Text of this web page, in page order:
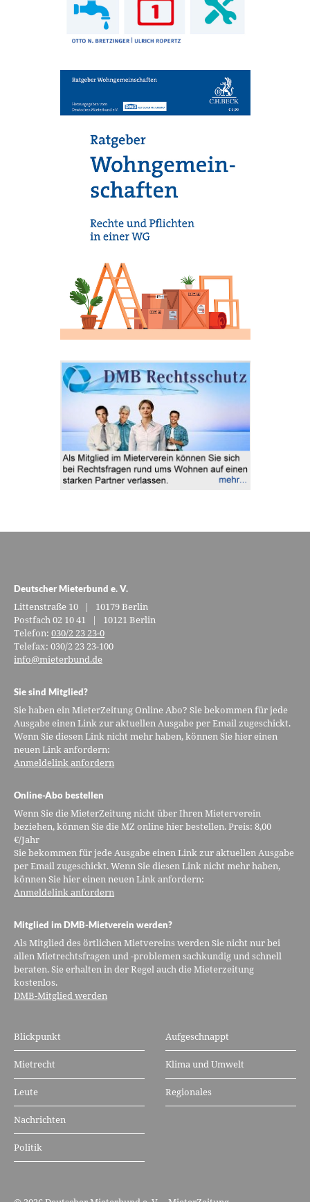
Deutscher Mieterbund e. V.
Littenstraße 10 | 10179 Berlin
Postfach 02 10 41 | 10121 Berlin
Telefon:030/2 23 23-0
Telefax: 030/2 23 23-100
info@mieterbund.de
Sie sind Mitglied?
Sie haben ein MieterZeitung Online Abo? Sie bekommen für jede
Ausgabe einen Link zur aktuellen Ausgabe per Email zugeschickt.
Wenn Sie diesen Link nicht mehr haben, können Sie hier einen
neuen Link anfordern:
Anmeldelink anfordern
Online-Abo bestellen
Wenn Sie die MieterZeitung nicht über Ihren Mieterverein
beziehen, können Sie die MZ online hier bestellen. Preis: 8,00
€/Jahr
Sie bekommen für jede Ausgabe einen Link zur aktuellen Ausgabe
per Email zugeschickt. Wenn Sie diesen Link nicht mehr haben,
können Sie hier einen neuen Link anfordern:
Anmeldelink anfordern
Mitglied im DMB-Mietverein werden?
Als Mitglied des örtlichen Mietvereins werden Sie nicht nur bei
allen Mietrechtsfragen und -problemen sachkundig und schnell
beraten. Sie erhalten in der Regel auch die Mieterzeitung
kostenlos.
DMB-Mitglied werden
Blickpunkt
Mietrecht
Leute
Nachrichten
Politik
Aufgeschnappt
Klima und Umwelt
Regionales